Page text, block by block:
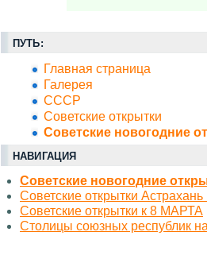
ПУТЬ:
Главная страница
Галерея
СССР
Советские открытки
Советские новогодние
НАВИГАЦИЯ
Советские новогодние
Советские открытки Астрахань
Советские открытки к 8 МАРТА
Столицы союзных республик